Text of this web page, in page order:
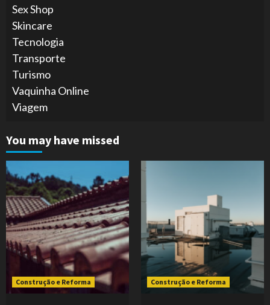
Sex Shop
Skincare
Tecnologia
Transporte
Turismo
Vaquinha Online
Viagem
You may have missed
Construção e Reforma Construção e Reforma